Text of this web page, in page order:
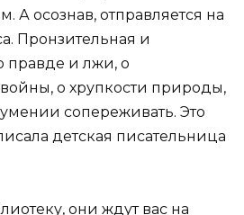
А осознав, отправляется на
Пронзительная и
правде и лжи, о
о хрупкости природы,
сопереживать. Это
детская писательница
они ждут вас на